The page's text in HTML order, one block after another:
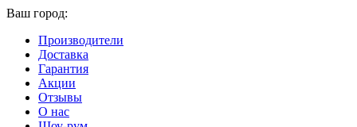
Ваш город:
Производители
Доставка
Гарантия
Акции
Отзывы
О нас